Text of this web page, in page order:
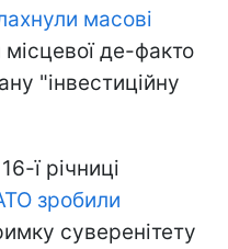
масові
де-факто
"інвестиційну
ї річниці
зробили
суверенітету